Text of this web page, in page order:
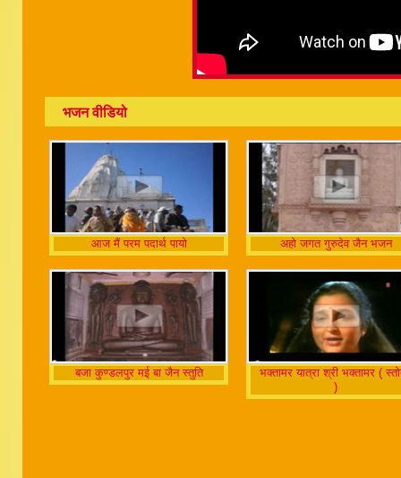
भजन वीडियो
आज मैं परम पदार्थ पायो अहो जगत गुरुदेव जैन भजन
बजा कुण्डलपुर मई बा जैन स्तुति
भक्तामर यात्रा श्री भक्तामर (
)